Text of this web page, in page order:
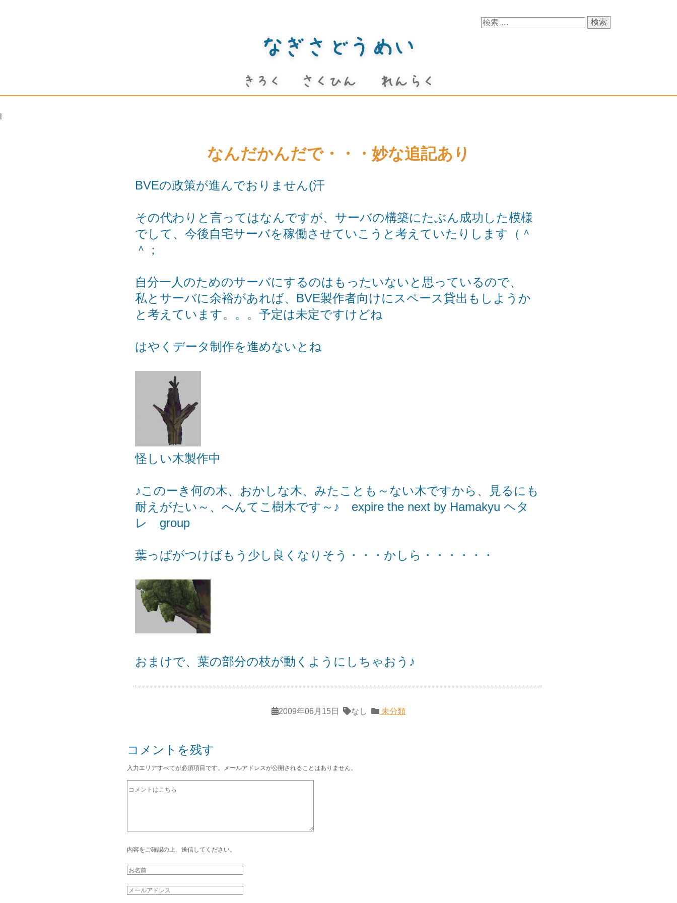
なんだかんだで・・・妙な追記あり
BVEの政策が進んでおりません(汗
その代わりと言ってはなんですが、サーバの構築にたぶん成功した模様
でして、今後自宅サーバを稼働させていこうと考えていたりします（＾
＾；
自分一人のためのサーバにするのはもったいないと思っているので、
私とサーバに余裕があれば、BVE製作者向けにスペース貸出もしようか
と考えています。。。予定は未定ですけどね
はやくデータ制作を進めないとね
怪しい木製作中
♪このーき何の木、おかしな木、みたことも～ない木ですから、見るにも
耐えがたい～、へんてこ樹木です～♪ expire the next by Hamakyu ヘタ
レ group
葉っぱがつけばもう少し良くなりそう・・・かしら・・・・・・
おまけで、葉の部分の枝が動くようにしちゃおう♪
2009年06月15日 なし 未分類
コメントを残す
入力エリアすべてが必須項目です。メールアドレスが公開されることはありません。
内容をご確認の上、送信してください。